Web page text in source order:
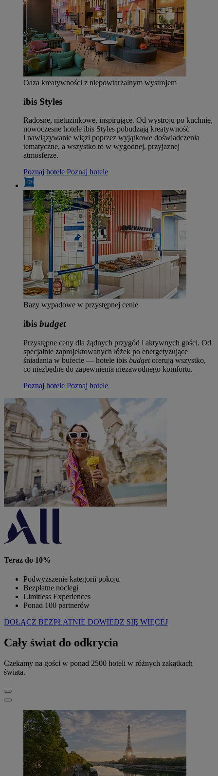
Oaza kreatywności z niepowtarzalnym wystrojem
ibis Styles
Radosne, nietuzinkowe, inspirujące. Od wystroju po kuchnię,
nowoczesne hotele ibis Styles pobudzają kreatywność
i nawiązywanie więzi poprzez wyjątkowe doświadczenia
tematyczne, a wszystko to w wygodnej, przyjaznej
atmosferze.
Poznaj hotele Poznaj hotele
Bazy wypadowe w przystępnej cenie
ibis budget
Przystępne ceny dla żądnych przygód i aktywnych gości. Od
specjalnie zaprojektowanych łóżek po energetyzujące
śniadania w bufecie — hotele ibis budgetoferują wszystko,
co niezbędne do zapewnienia niezawodnego komfortu.
Poznaj hotele Poznaj hotele
Teraz do 10%
Podwyższenie kategorii pokoju
Bezpłatne noclegi
Limitless Experiences
Ponad 100 partnerów
DOŁĄCZ BEZPŁATNIE DOWIEDZ SIĘ WIĘCEJ
Cały świat do odkrycia
Czekamy na gości w ponad 2500 hoteli w różnych zakątkach
świata.